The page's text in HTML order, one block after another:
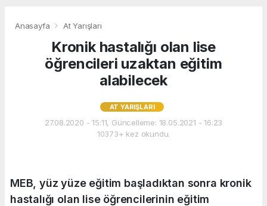
Anasayfa At Yarışları
Kronik hastalığı olan lise
öğrencileri uzaktan eğitim
alabilecek
AT YARIŞLARI
27.08.2020 - 15:11, Güncelleme: 18.05.2021 - 16:23
10373+ kez okundu.
MEB, yüz yüze eğitim başladıktan sonra kronik
hastalığı olan lise öğrencilerinin eğitim